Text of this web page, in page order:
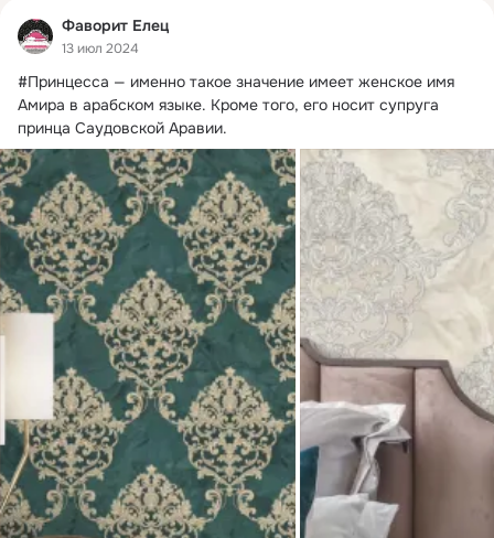
Фаворит Елец
13 июл 2024
#Принцесса — именно такое значение имеет женское имя
Амира в арабском языке. Кроме того, его носит супруга
принца Саудовской Аравии.